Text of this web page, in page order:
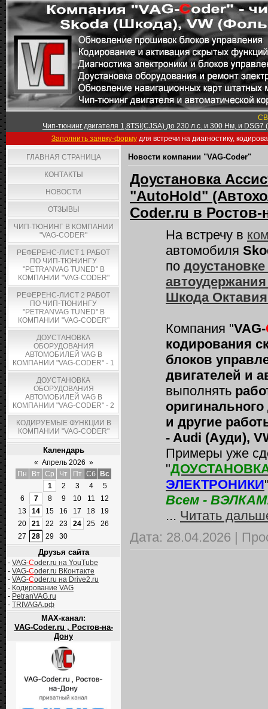
Чип-тюнинг двигателя 1,8TSI(CJSA) до 230 л.с. и 300 Нм, и
Заполнить заявку-формудля встречи на диагностику,
ГЛАВНАЯ СТРАНИЦА
КОНТАКТЫ
НОВОСТИ
ОТЗЫВЫ
ЧИП-ТЮНИНГ В КОМПАНИИ
"VAG-CODER"
РЕФЕРЕНС-ЛИСТ 1 РАБОТ
ПО ЧИП-ТЮНИНГУ
"PETRANVAG TUNED" В
КОМПАНИИ "VAG-CODER"
РЕФЕРЕНС-ЛИСТ 2 РАБОТ
ПО ЧИП-ТЮНИНГУ
"PETRANVAG TUNED" В
КОМПАНИИ "VAG-CODER"
ДОУСТАНОВКА
ОБОРУДОВАНИЯ
АВТОМОБИЛЕЙ VAG В
КОМПАНИИ "VAG-CODER" - 1
ДОУСТАНОВКА
ОБОРУДОВАНИЯ
АВТОМОБИЛЕЙ VAG В
КОМПАНИИ "VAG-CODER" - 2
КОДИРУЕМЫЕ ФУНКЦИИ В
КОМПАНИИ "VAG-CODER"
Календарь
« Апрель 2026 »
Пн
Вт Ср Чт Пт Сб
Вс
1
2 3 4
5
6
7 8 9 10 11
12
13
14 15 16 17 18
19
20
21 22 23 24 25
26
27
28 29 30
Друзья сайта
- VAG-Coder.ru на YouTube
- VAG-Coder.ru ВКонтакте
- VAG-Coder.ru на Drive2.ru
- Кодирование VAG
- PetranVAG.ru
- TRIVAGA.рф
MAX-канал:
VAG-Coder.ru , Ростов-на-
Дону
Новости компании "VAG-Coder"
Доустановка
"AutoHold"
Coder.ru в Ростов-
На встречу в
автомобиля
по
Шкода
Компания "VAG-
кодирования
блоков
двигателей и
выполнять
и другие
- Audi (Ауди),
Примеры уже
"
ЭЛЕКТРОНИКИ
Всем -
... Читать
Дата: 28.04.2026 |